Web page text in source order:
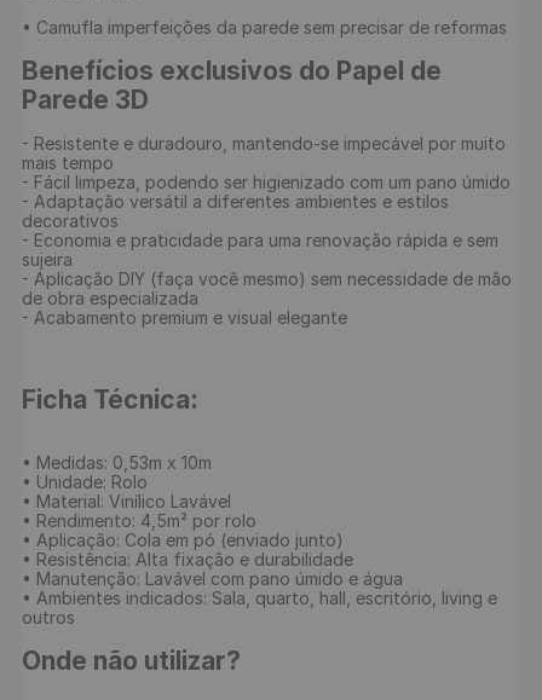
• Camufla imperfeições da parede sem precisar de reformas
Benefícios exclusivos do Papel de
Parede 3D
- Resistente e duradouro, mantendo-se impecável por muito
mais tempo
- Fácil limpeza, podendo ser higienizado com um pano úmido
- Adaptação versátil a diferentes ambientes e estilos
decorativos
- Economia e praticidade para uma renovação rápida e sem
sujeira
- Aplicação DIY (faça você mesmo) sem necessidade de mão
de obra especializada
- Acabamento premium e visual elegante
Ficha Técnica:
• Medidas: 0,53m x 10m
• Unidade: Rolo
• Material: Vinílico Lavável
• Rendimento: 4,5m² por rolo
• Aplicação: Cola em pó (enviado junto)
• Resistência: Alta fixação e durabilidade
• Manutenção: Lavável com pano úmido e água
• Ambientes indicados: Sala, quarto, hall, escritório, living e
outros
Onde não utilizar?